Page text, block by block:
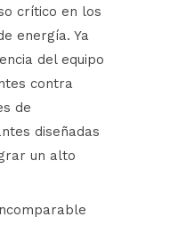
crítico en los
energía. Ya
del equipo
contra
de
diseñadas
un alto